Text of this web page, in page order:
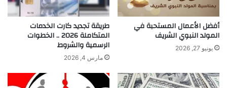
أفضل الأعمال المستحبة في
المولد النبوي الشريف
يونيو 27, 2026
طريقة تجديد كارت الخدمات
المتكاملة 2026 .. الخطوات
الرسمية والشروط
مارس 4, 2026